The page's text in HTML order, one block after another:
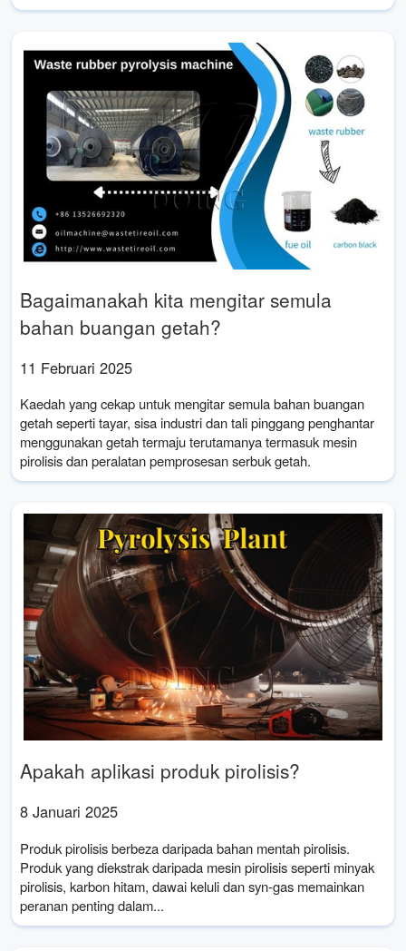
Bagaimanakah kita mengitar semula
bahan buangan getah?
11 Februari 2025
Kaedah yang cekap untuk mengitar semula bahan buangan
getah seperti tayar, sisa industri dan tali pinggang penghantar
menggunakan getah termaju terutamanya termasuk mesin
pirolisis dan peralatan pemprosesan serbuk getah.
Apakah aplikasi produk pirolisis?
8 Januari 2025
Produk pirolisis berbeza daripada bahan mentah pirolisis.
Produk yang diekstrak daripada mesin pirolisis seperti minyak
pirolisis, karbon hitam, dawai keluli dan syn-gas memainkan
peranan penting dalam...